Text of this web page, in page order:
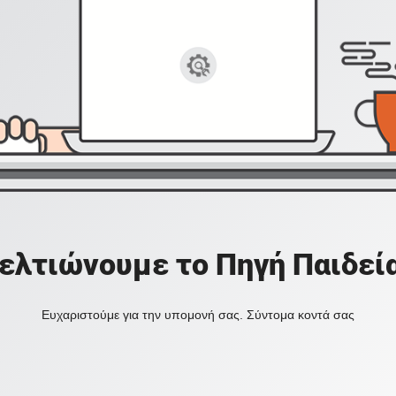
το Πηγή
Ευχαριστούμε για την υπομονή σας. Σύντομα κοντά σας